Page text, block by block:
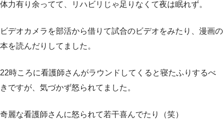
体力有り余ってて、リハビリじゃ足りなくて夜は眠れず。
ビデオカメラを部活から借りて試合のビデオをみたり、漫画の
本を読んだりしてました。
22時ころに看護師さんがラウンドしてくると寝たふりするべ
きですが、気づかず怒られてました。
奇麗な看護師さんに怒られて若干喜んでたり（笑）